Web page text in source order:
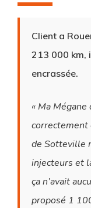
Client a
213 000 km,
encrassée.
« Ma
correctement
de Sotteville
injecteurs et
ça n’avait
proposé 1